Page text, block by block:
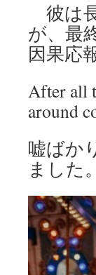
彼は
が、最
因果応
After all
around
嘘ばか
ました